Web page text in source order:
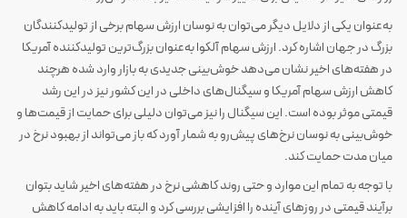
به‌عنوان یکی از دلایل دیگر می‌توان به نوسان ارزش سهام برخی از تولیدکنندگان
بزرگ در جهان اشاره کرد. ارزش سهام آلکوا به‌عنوان بزرگ‌ترین تولیدکننده آمریکا
در هفته‌های اخیر نشان می‌دهد خوش‌بینی جدیدی به بازار وارد شده هرچند
کاهش ارزش سهام آمریکا و سیگنال‌های داخلی در این کشور نیز در این رشد
قیمتی موثر بوده است. این سیگنال را نیز می‌توان دلیلی برای حمایت از قیمت‌ها و
خوش‌بینی به نوسان نرخ‌های پیش‌رو به شمار آورد که باز می‌تواند از بهبود نرخ در
میان مدت حمایت کند.
با توجه به تمام این موارد و حتی روند کاهشی نرخ در هفته‌های اخیر شاید بتوان
برآیند قیمتی در روزهای آینده را افزایشی بررسی کرد و البته باید به ادامه کاهش